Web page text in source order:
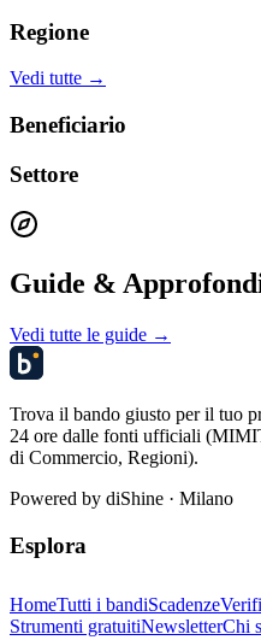
Regione
Vedi tutte →
Beneficiario
Settore
Guide &
Vedi tutte le guide →
Trova il bando giusto per il tuo
24 ore dalle fonti ufficiali
di Commercio, Regioni).
Powered by diShine · Milano
Esplora
HomeTutti i bandiScadenze
Strumenti gratuitiNewsletterChi